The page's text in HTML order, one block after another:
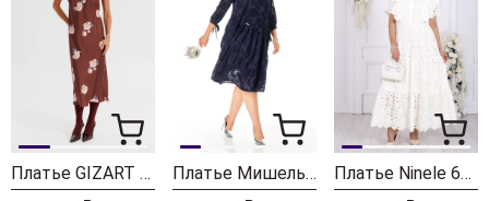
Платье GIZART 25300 капучино + принт цветы Платье Мишель Шик 2164-2 синий Платье Ninele 6131 молочный